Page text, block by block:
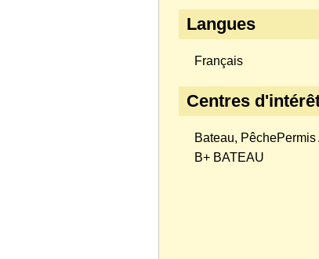
Langues
Français
Centres
Bateau, PêchePermis
B+ BATEAU